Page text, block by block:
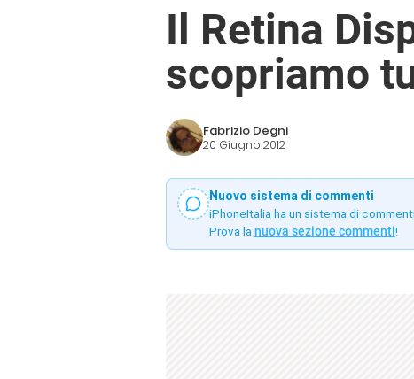
Il Retina
scopriamo
Fabrizio Degni
20 Giugno 2012
Nuovo sistema di commenti
iPhoneItalia ha un sistema di
Prova la nuova sezione commenti!